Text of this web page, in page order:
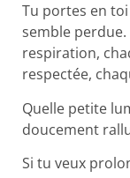
Tu portes en
semble perdue.
respiration,
respectée,
Quelle petite
doucement
Si tu veux